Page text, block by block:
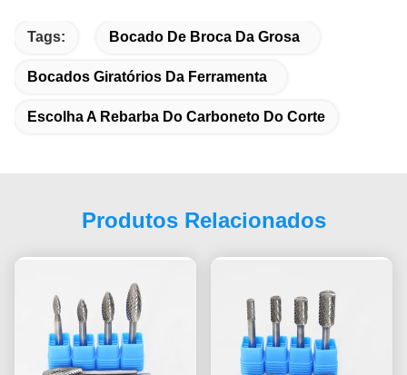
Tags: Bocado De Broca Da Grosa
Bocados Giratórios Da Ferramenta
Escolha A Rebarba Do Carboneto Do Corte
Produtos Relacionados